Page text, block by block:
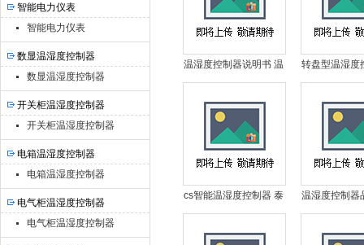
智能电力仪表
智能电力仪表
数显温湿度控制器
数显温湿度控制器
开关柜温湿度控制器
开关柜温湿度控制器
电箱温湿度控制器
电箱温湿度控制器
电气柜温湿度控制器
电气柜温湿度控制器
温湿度控制器说明书 温
湿度控制器指标 温湿度
控制器生产厂家
转盘型温湿度
调温湿度控制
控制器哪
cs智能温湿度控制器 泰
州温湿度控制器 温湿度
控制器功能
温湿度控制器
度控制器贴牌
制器哪